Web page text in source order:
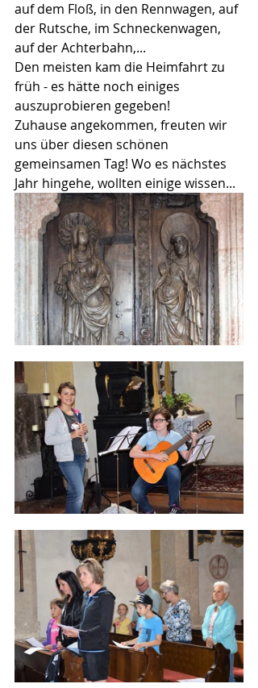
auf dem Floß, in den Rennwagen, auf
der Rutsche, im Schneckenwagen,
auf der Achterbahn,...
Den meisten kam die Heimfahrt zu
früh - es hätte noch einiges
auszuprobieren gegeben!
Zuhause angekommen, freuten wir
uns über diesen schönen
gemeinsamen Tag! Wo es nächstes
Jahr hingehe, wollten einige wissen...